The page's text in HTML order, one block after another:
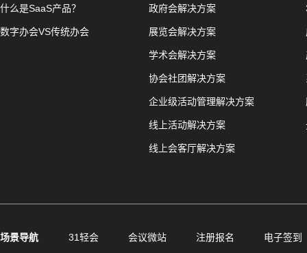
什么是SaaS产品？
数字办会VS传统办会
政府会解决方案
展览会解决方案
学术会解决方案
协会社团解决方案
企业级活动管理解决方案
线上活动解决方案
线上会客厅解决方案
场景导航 31轻会 会议微站 注册报名 电子签到